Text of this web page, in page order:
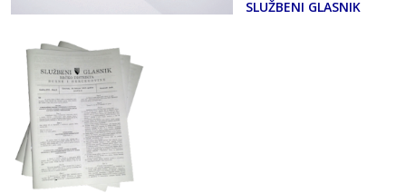
SLUŽBENI GLASNIK